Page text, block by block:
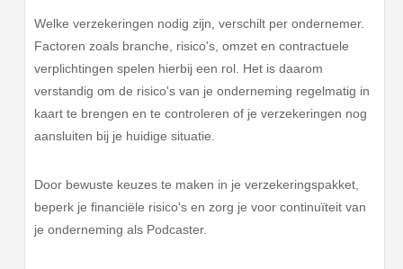
Welke verzekeringen nodig zijn, verschilt per ondernemer.
Factoren zoals branche, risico's, omzet en contractuele
verplichtingen spelen hierbij een rol. Het is daarom
verstandig om de risico's van je onderneming regelmatig in
kaart te brengen en te controleren of je verzekeringen nog
aansluiten bij je huidige situatie.
Door bewuste keuzes te maken in je verzekeringspakket,
beperk je financiële risico's en zorg je voor continuïteit van
je onderneming als Podcaster.